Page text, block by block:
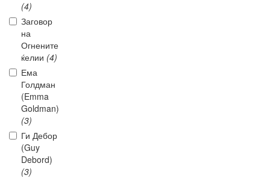
(4)
Заговор
на
Огнените
ќелии (4)
Ема
Голдман
(Emma
Goldman)
(3)
Ги Дебор
(Guy
Debord)
(3)